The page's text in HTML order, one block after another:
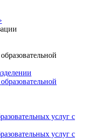
услуг с
услуг с